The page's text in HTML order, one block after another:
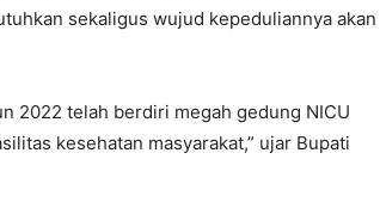
sekaligus wujud kepeduliannya akan
2022 telah berdiri megah gedung NICU
kesehatan masyarakat,” ujar Bupati